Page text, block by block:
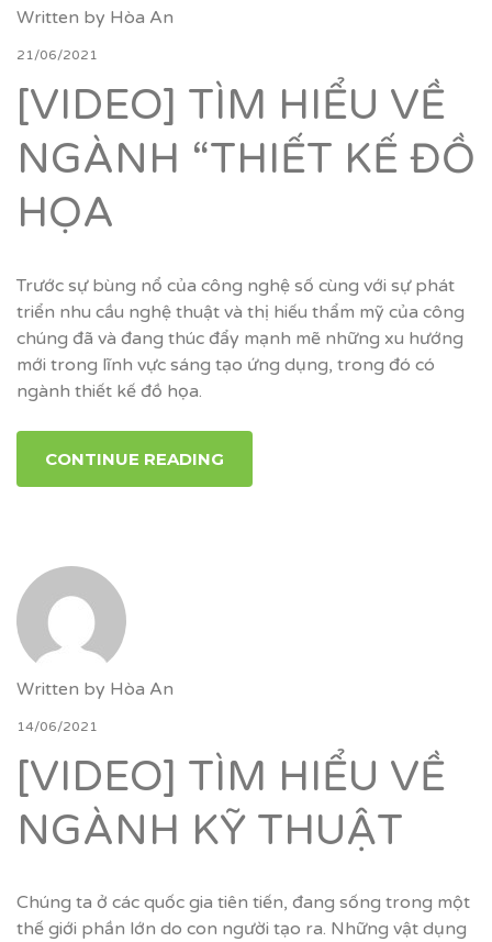
Written by Hòa An
21/06/2021
[VIDEO] TÌM HIỂU VỀ
NGÀNH “THIẾT KẾ ĐỒ
HỌA
Trước sự bùng nổ của công nghệ số cùng với sự phát
triển nhu cầu nghệ thuật và thị hiếu thẩm mỹ của công
chúng đã và đang thúc đẩy mạnh mẽ những xu hướng
mới trong lĩnh vực sáng tạo ứng dụng, trong đó có
ngành thiết kế đồ họa.
CONTINUE READING
Written by Hòa An
14/06/2021
[VIDEO] TÌM HIỂU VỀ
NGÀNH KỸ THUẬT
Chúng ta ở các quốc gia tiên tiến, đang sống trong một
thế giới phần lớn do con người tạo ra. Những vật dụng